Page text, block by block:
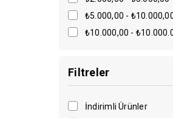
₺5.000,00 -
₺10.000,00 -
Filtreler
İndirimli Ürünler